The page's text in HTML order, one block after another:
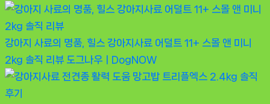
강아지 사료의 명품, 힐스 강아지사료 어덜트 11+ 스몰 앤 미니
2kg 솔직 리뷰 도그나우ㅣDogNOW